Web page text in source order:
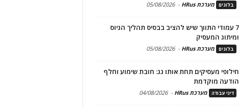
בלוגים מערכת HRus -
05/08/2026
7 עמודי התווך שיש להציב בבסיס תהליך הגיוס
ומיתוג המעסיק
בלוגים מערכת HRus -
05/08/2026
חילופי מעסיקים תחת אותו גג: חובת שימוע וחלף
הודעה מוקדמת
דיני עבודה מערכת HRus -
04/08/2026